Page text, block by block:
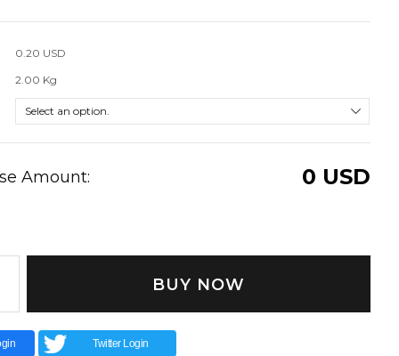
0.20 USD
2.00 Kg
Amount: 0 USD
BUY NOW
Twitter Login